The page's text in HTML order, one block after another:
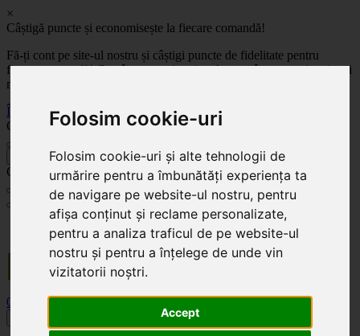
Folosim cookie-uri
Folosim cookie-uri și alte tehnologii de
urmărire pentru a îmbunătăți experiența ta
de navigare pe website-ul nostru, pentru
afișa conținut și reclame personalizate,
pentru a analiza traficul de pe website-ul
nostru și pentru a înțelege de unde vin
vizitatorii noștri.
Accept
×
Câștigă puncte și economisește la fiecare comandă!
Fă-ți cont pe site-ul nostru și câștigi puncte de fidelitate pentru
fiecare comandă! Cu cât comanzi mai mult, cu atât economisești mai
mult!
Înregistrează-te acum
Celoplast
Celoplast
Transportul este GRATUIT pentru comenzile mai mari de 350 Lei. Comanda minimă în
valoare de 100 Lei. Expediere în 1 - 2 zile lucrătoare.
0